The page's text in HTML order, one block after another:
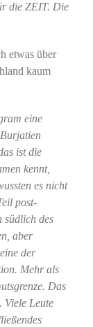
die ZEIT. Die
etwas über
kaum
eine
ist die
kennt,
es nicht
post-
südlich des
aber
der
Mehr als
Das
Viele Leute